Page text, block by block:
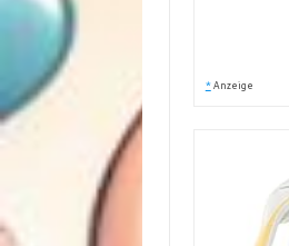
* Anzeige